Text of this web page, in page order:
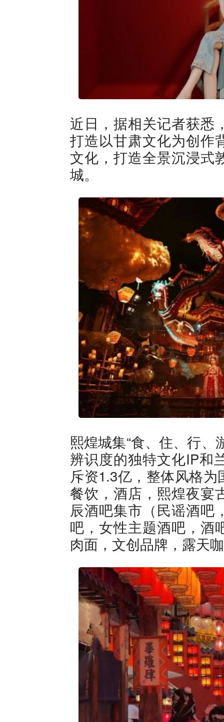
近日，据相关记者获悉
打造以甘肃文化为创作
文化，打造全景沉浸式
城。
熙煌城集“食、住、行、
辨识度的独特文化IP和
斥资1.3亿，整体风格
餐饮，酒店，熙煌夜宴
辰酒吧集市（民谣酒吧
吧，女性主题酒吧，酒
肉面，文创品牌，露天